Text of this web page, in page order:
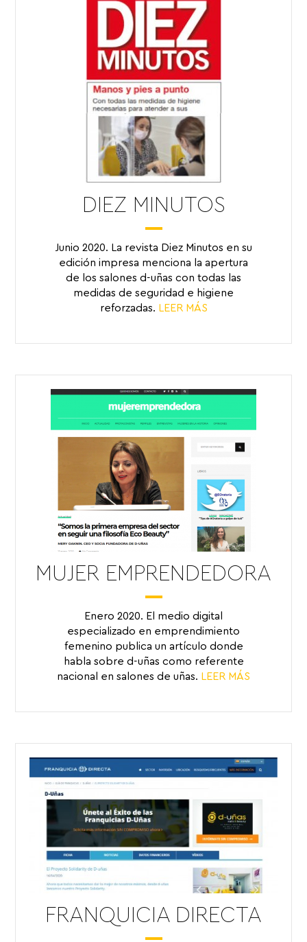
DIEZ MINUTOS
Junio 2020. La revista Diez Minutos en su
edición impresa menciona la apertura
de los salones d-uñas con todas las
medidas de seguridad e higiene
reforzadas. LEER MÁS
MUJER EMPRENDEDORA
Enero 2020. El medio digital
especializado en emprendimiento
femenino publica un artículo donde
habla sobre d-uñas como referente
nacional en salones de uñas. LEER MÁS
FRANQUICIA DIRECTA